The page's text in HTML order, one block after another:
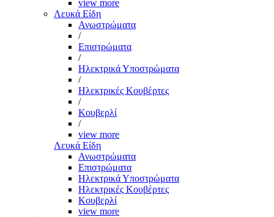
view more
Λευκά Είδη
Ανωστρώματα
/
Επιστρώματα
/
Ηλεκτρικά Υποστρώματα
/
Ηλεκτρικές Κουβέρτες
/
Κουβερλί
/
view more
Λευκά Είδη
Ανωστρώματα
Επιστρώματα
Ηλεκτρικά Υποστρώματα
Ηλεκτρικές Κουβέρτες
Κουβερλί
view more